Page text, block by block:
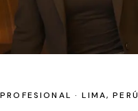
· LIMA, PERÚ